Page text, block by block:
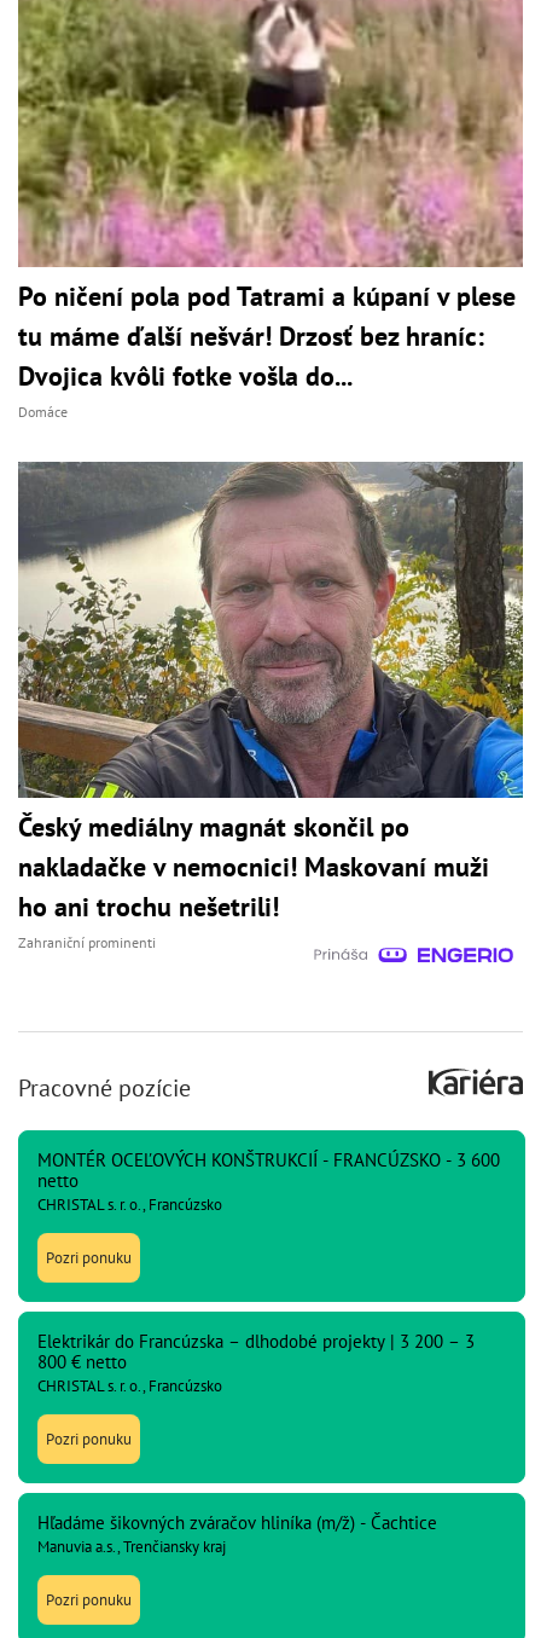
Po ničení pola pod Tatrami a kúpaní v plese
tu máme ďalší nešvár! Drzosť bez hraníc:
Dvojica kvôli fotke vošla do...
Domáce
Český mediálny magnát skončil po
nakladačke v nemocnici! Maskovaní muži
ho ani trochu nešetrili!
Zahraniční prominenti
Pracovné pozície
MONTÉR OCEĽOVÝCH KONŠTRUKCIÍ - FRANCÚZSKO - 3 600
netto
CHRISTAL s. r. o., Francúzsko
Pozri ponuku
Elektrikár do Francúzska – dlhodobé projekty | 3 200 – 3
800 € netto
CHRISTAL s. r. o., Francúzsko
Pozri ponuku
Hľadáme šikovných zváračov hliníka (m/ž) - Čachtice
Manuvia a.s., Trenčiansky kraj
Pozri ponuku